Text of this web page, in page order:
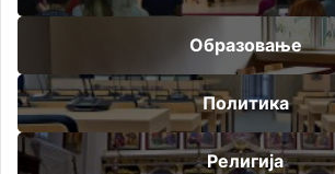
Образовање
Политика
Религија